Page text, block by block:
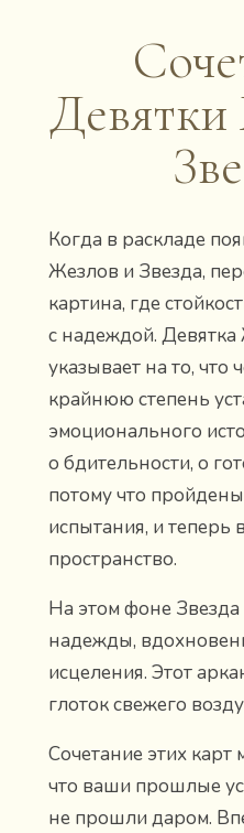
Когда в раскладе
Жезлов и Звезда,
картина, где
с надеждой. Девятка
указывает на то, что
крайнюю степень
эмоционального
о бдительности, о
потому что
испытания, и теперь
пространство.
На этом фоне
надежды,
исцеления. Этот
глоток свежего
Сочетание этих карт
что ваши прошлые
не прошли даром.